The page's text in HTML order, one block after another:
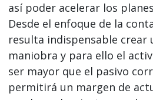
así poder acelerar los
Desde el enfoque de la
resulta indispensable crear
maniobra y para ello el
ser mayor que el pasivo
permitirá un margen de